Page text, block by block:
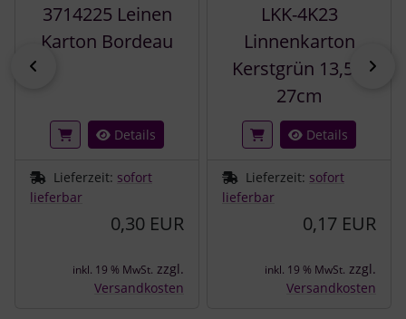
3714225 Leinen
Karton Bordeau
Details
Lieferzeit: sofort
lieferbar
0,30 EUR
inkl. 19 % MwSt. zzgl.
Versandkosten
LKK-4K23
Linnenkarton
Kerstgrün 13,5 x
27cm
Details
Lieferzeit: sofort
lieferbar
0,17 EUR
inkl. 19 % MwSt. zzgl.
Versandkosten